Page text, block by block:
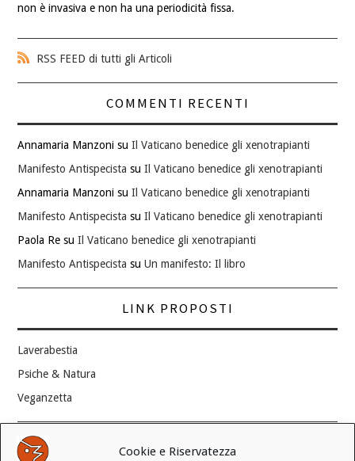
Cookie e Riservatezza
non è invasiva e non ha una periodicità fissa.
RSS FEED di tutti gli Articoli
COMMENTI RECENTI
Annamaria Manzoni suIl Vaticano benedice gli xenotrapianti
Manifesto Antispecista suIl Vaticano benedice gli xenotrapianti
Annamaria Manzoni suIl Vaticano benedice gli xenotrapianti
Manifesto Antispecista suIl Vaticano benedice gli xenotrapianti
Paola Re suIl Vaticano benedice gli xenotrapianti
Manifesto Antispecista suUn manifesto: Il libro
LINK PROPOSTI
Laverabestia
Psiche & Natura
Veganzetta
Modifica consenso ai cookie